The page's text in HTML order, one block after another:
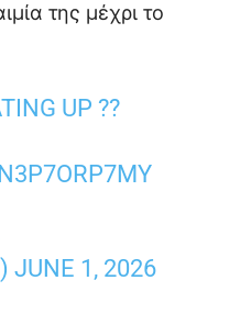
της μέχρι το
UP ??
JUNE 1, 2026